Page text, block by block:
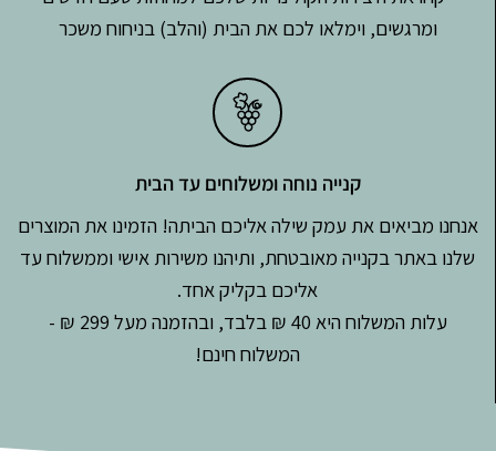
ומרגשים, וימלאו לכם את הבית (והלב) בניחוח משכר
קנייה נוחה ומשלוחים עד הבית
אנחנו מביאים את עמק שילה אליכם הביתה! הזמינו את המוצרים
שלנו באתר בקנייה מאובטחת, ותיהנו משירות אישי וממשלוח עד
אליכם בקליק אחד.
עלות המשלוח היא 40 ₪ בלבד, ובהזמנה מעל 299 ₪ -
המשלוח חינם!